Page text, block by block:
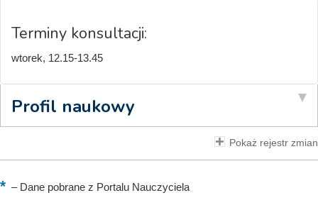
Terminy konsultacji:
wtorek, 12.15-13.45
Profil naukowy
Pokaż rejestr zmian
–Dane pobrane z Portalu Nauczyciela